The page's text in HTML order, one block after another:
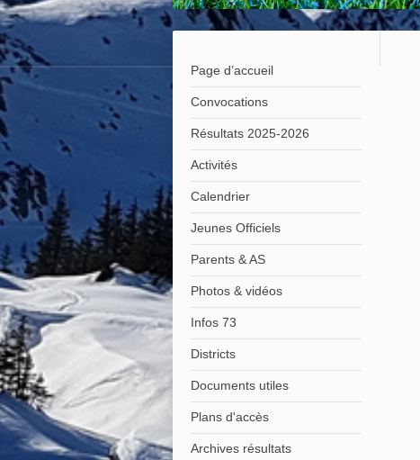
Page d’accueil
Convocations
Résultats 2025-2026
Activités
Calendrier
Jeunes Officiels
Parents & AS
Photos & vidéos
Infos 73
Districts
Documents utiles
Plans d'accès
Archives résultats